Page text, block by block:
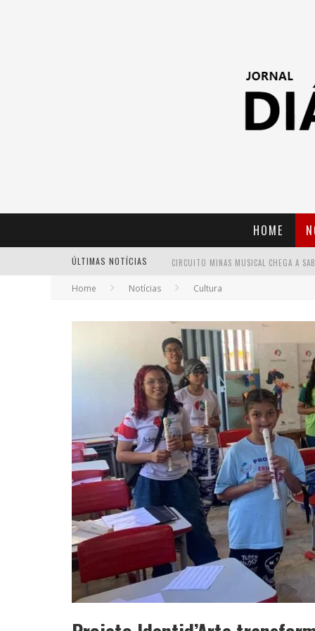
HOME
ÚLTIMAS NOTÍCIAS
YAN TRAZ A TURNÊ NACIONAL DO
Home Notícias Cultura